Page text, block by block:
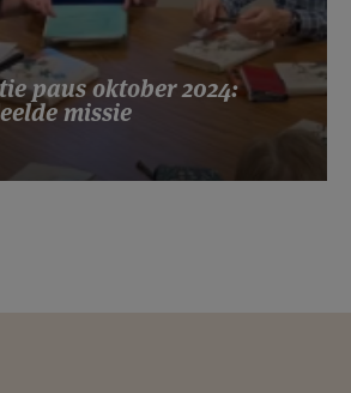
paus oktober 2024:
missie